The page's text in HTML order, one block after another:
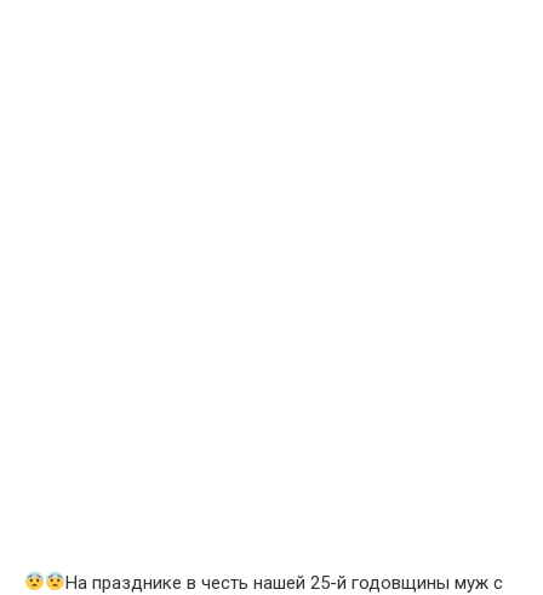
На празднике в честь нашей 25-й годовщины муж с